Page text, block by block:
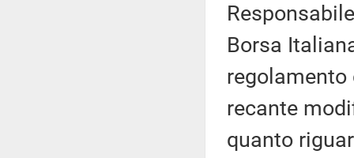
Borsa
regolamento
recante
quanto